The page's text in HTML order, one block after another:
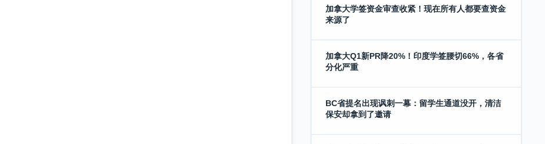
加拿大学签资金审查收紧！现在所有人都要查资金
来源了
加拿大Q1新PR降20%！印度学签腰切66%，各省
分化严重
BC省提名出现讽刺一幕：留学生通道没开，清洁
保安却拿到了邀请